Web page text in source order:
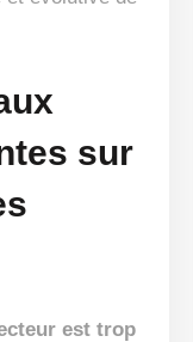
sur
est trop